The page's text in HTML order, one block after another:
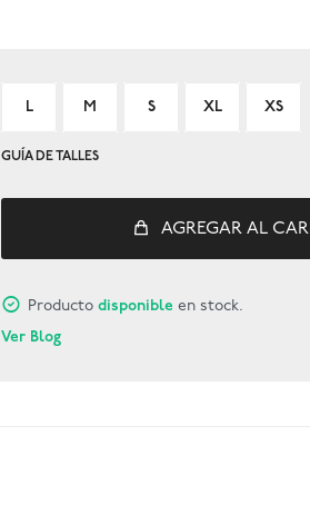
L M S XL XS
GUÍA DE TALLES
AGREGAR AL
Productodisponible en stock.
Ver Blog